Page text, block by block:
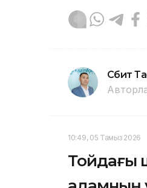
Сәбит
10:49, 05 Тамыз 2026
Тойдағы